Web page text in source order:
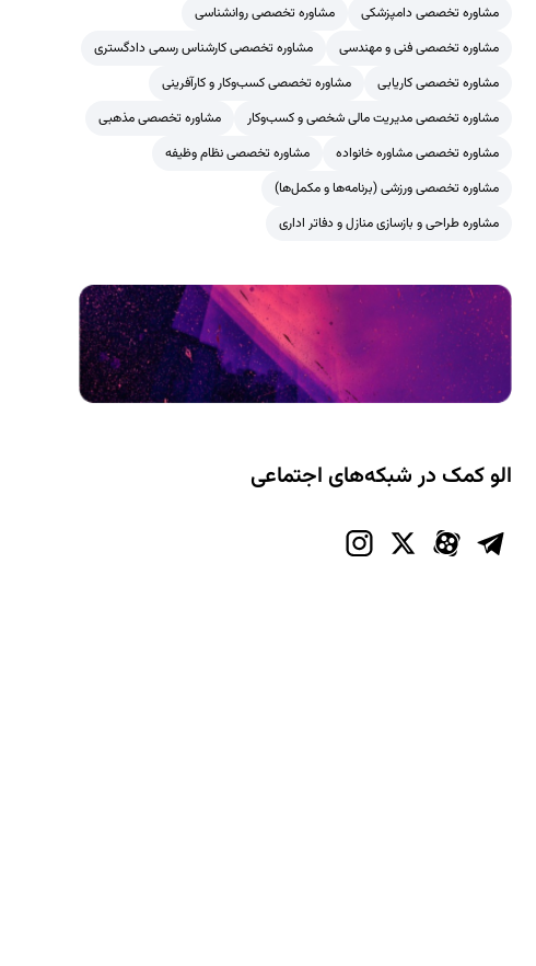
مشاوره تخصصی دامپزشکی
مشاوره تخصصی روانشناسی
مشاوره تخصصی فنی و مهندسی
مشاوره تخصصی کارشناس رسمی دادگستری
مشاوره تخصصی کاریابی
مشاوره تخصصی کسب‌وکار و کارآفرینی
مشاوره تخصصی مدیریت مالی شخصی و کسب‌وکار
مشاوره تخصصی مذهبی
مشاوره تخصصی مشاوره خانواده
مشاوره تخصصی نظام وظیفه
مشاوره تخصصی ورزشی (برنامه‌ها و مکمل‌ها)
مشاوره طراحی و بازسازی منازل و دفاتر اداری
الو کمک در شبکه‌های اجتماعی